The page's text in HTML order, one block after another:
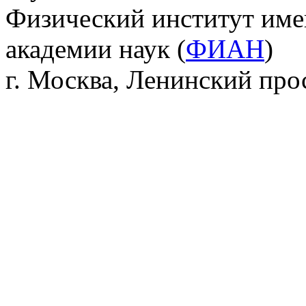
Физический институт
академии наук (ФИАН)
г. Москва, Ленинский